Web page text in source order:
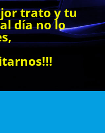
trato y tu
día no lo